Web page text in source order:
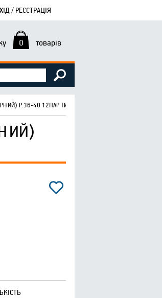
/ РЕЄСТРАЦІЯ
0 товарів
Р.36-40 12ПАР ТМ SUPER SOCKS